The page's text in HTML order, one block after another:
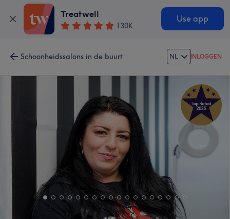
Treatwell
130K
Use app
Schoonheidssalons in de buurt NL INLOGGEN